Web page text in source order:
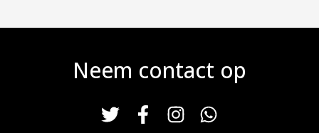
Neem contact op
T F I W